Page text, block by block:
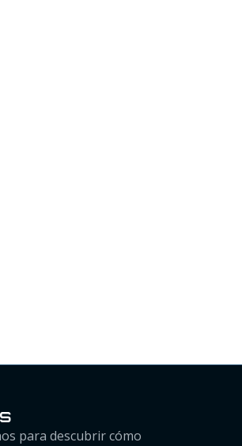
para descubrir cómo